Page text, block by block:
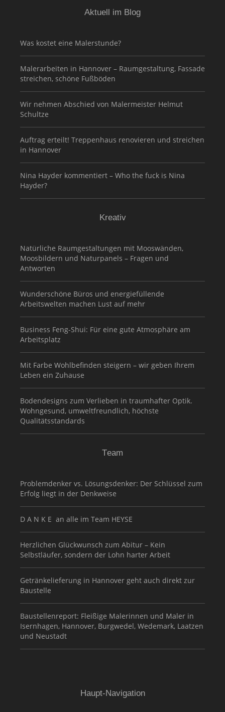
Aktuell im Blog
Was kostet eine Malerstunde?
Malerarbeiten in Hannover – Raumgestaltung, Fassade
streichen, schöne Fußböden
Wir nehmen Abschied von Malermeister Helmut
Schultze
Auftrag erteilt! Treppenhaus renovieren und streichen
in Hannover
Nina Hayder kommentiert – Who the fuck is Nina
Hayder?
Kreativ
Natürliche Raumgestaltungen mit Mooswänden,
Moosbildern und Naturpanels – Fragen und
Antworten
Wunderschöne Büros und energiefüllende
Arbeitswelten machen Lust auf mehr
Business Feng-Shui: Für eine gute Atmosphäre am
Arbeitsplatz
Mit Farbe Wohlbefinden steigern – wir geben Ihrem
Leben ein Zuhause
Bodendesigns zum Verlieben in traumhafter Optik.
Wohngesund, umweltfreundlich, höchste
Qualitätsstandards
Team
Problemdenker vs. Lösungsdenker: Der Schlüssel zum
Erfolg liegt in der Denkweise
D A N K E an alle im Team HEYSE
Herzlichen Glückwunsch zum Abitur – Kein
Selbstläufer, sondern der Lohn harter Arbeit
Getränkelieferung in Hannover geht auch direkt zur
Baustelle
Baustellenreport: Fleißige Malerinnen und Maler in
Isernhagen, Hannover, Burgwedel, Wedemark, Laatzen
und Neustadt
Haupt-Navigation